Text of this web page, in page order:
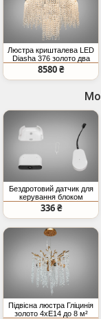
Люстра кришталева LED
Diasha 376 золото два
рівні підвісок
8580 ₴
Бездротовий датчик для
керування блоком
живлення LED стрічки,
PIR, присутність людини
336 ₴
Підвісна люстра Гліцинія
золото 4xE14 до 8 м²